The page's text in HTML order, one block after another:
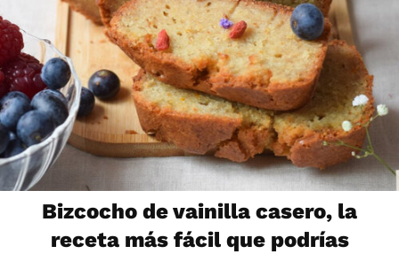
Bizcocho de vainilla casero, la
receta más fácil que podrías